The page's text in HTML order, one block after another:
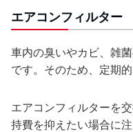
エアコンフィルター
車内の臭いやカビ、雑
です。そのため、定期
エアコンフィルターを
持費を抑えたい場合に